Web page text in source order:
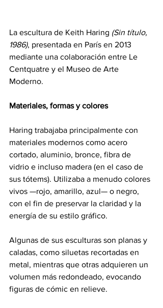
La escultura de Keith Haring (Sin título,
1986), presentada en París en 2013
mediante una colaboración entre Le
Centquatre y el Museo de Arte
Moderno.
Materiales, formas y colores
Haring trabajaba principalmente con
materiales modernos como acero
cortado, aluminio, bronce, fibra de
vidrio e incluso madera (en el caso de
sus tótems). Utilizaba a menudo colores
vivos —rojo, amarillo, azul— o negro,
con el fin de preservar la claridad y la
energía de su estilo gráfico.
Algunas de sus esculturas son planas y
caladas, como siluetas recortadas en
metal, mientras que otras adquieren un
volumen más redondeado, evocando
figuras de cómic en relieve.